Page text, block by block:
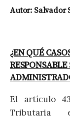
Autor: Salvador
¿EN QUÉ
El artículo
Tributaria